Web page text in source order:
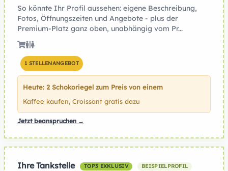
So könnte Ihr Profil aussehen: eigene Beschreibung,
Fotos, Öffnungszeiten und Angebote - plus der
Premium-Platz ganz oben, unabhängig vom Pr...
1 STELLENANGEBOT
Heute: 2 Schokoriegel zum Preis von einem
Kaffee kaufen, Croissant gratis dazu
Jetzt beanspruchen →
Ihre Tankstelle TOP3 EXKLUSIV BEISPIELPROFIL